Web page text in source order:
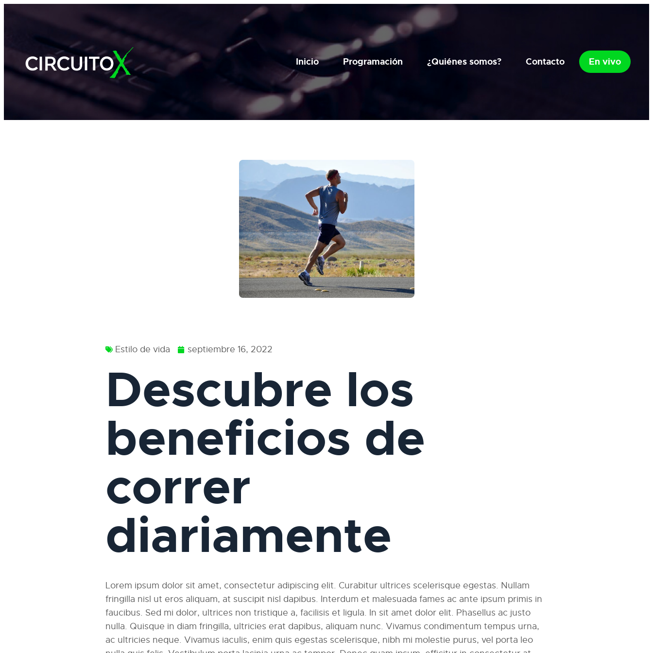
Inicio Programación ¿Quiénes somos? Contacto En vivo
Estilo de vida septiembre 16, 2022
Descubre los
beneficios de
correr
diariamente
Lorem ipsum dolor sit amet, consectetur adipiscing elit. Curabitur ultrices scelerisque egestas. Nullam
fringilla nisl ut eros aliquam, at suscipit nisl dapibus. Interdum et malesuada fames ac ante ipsum primis in
faucibus. Sed mi dolor, ultrices non tristique a, facilisis et ligula. In sit amet dolor elit. Phasellus ac justo
nulla. Quisque in diam fringilla, ultricies erat dapibus, aliquam nunc. Vivamus condimentum tempus urna,
ac ultricies neque. Vivamus iaculis, enim quis egestas scelerisque, nibh mi molestie purus, vel porta leo